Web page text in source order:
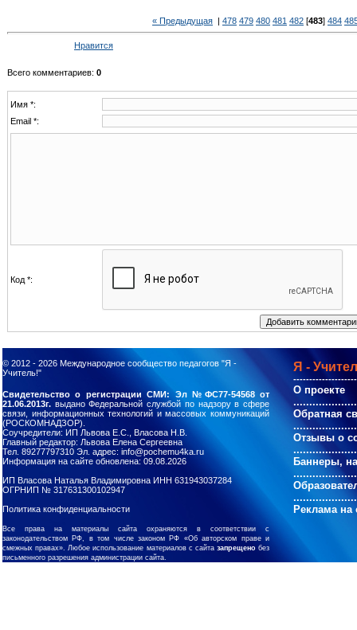
« Предыдущая | 478 479 480 481 482 [483] 484
Нравится
Всего комментариев: 0
Имя *:
Email *:
Код *:
© 2012 - 2026 Международное сообщество педагогов "Я -
Учитель!"
Я -
О проекте
Обратная
Отзывы о
Баннеры,
Реклама на
Свидетельство о регистрации СМИ: Эл №ФС77-54568 от
21.06.2013г. выдано Федеральной службой по надзору в сфере
связи, информационных технологий и массовых коммуникаций
(РОСКОМНАДЗОР).
Соучредители: ИП Львова Е.С., Власова Н.В.
Главный редактор: Львова Елена Сергеевна
Тел. 89277797310 Эл. адрес: info@pochemu4ka.ru
Информация на сайте обновлена: 09.08.2026
ИП Власова Наталья Владимировна ИНН 631943037284
ОГРНИП № 317631300102947
Политика конфиденциальности
Все права на материалы сайта охраняются в соответствии с
законодательством РФ, в том числе законом РФ «Об авторском праве и
смежных правах». Любое использование материалов с сайта запрещенобез
письменного разрешения администрации сайта.